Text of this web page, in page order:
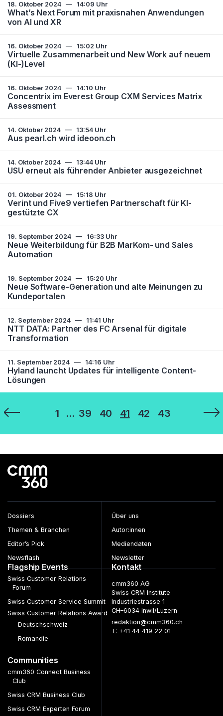
18. Oktober 2024 — 14:09 Uhr
What’s Next Forum mit praxisnahen Anwendungen
von AI und XR
16. Oktober 2024 — 15:02 Uhr
Virtuelle Zusammenarbeit und New Work auf neuem
(KI-)Level
16. Oktober 2024 — 14:10 Uhr
Concentrix im Everest Group CXM Services Matrix
Assessment
14. Oktober 2024 — 13:54 Uhr
Aus pearl.ch wird ideoon.ch
14. Oktober 2024 — 13:44 Uhr
USU erneut als führender Anbieter ausgezeichnet
01. Oktober 2024 — 15:18 Uhr
Verint und Five9 vertiefen Partnerschaft für KI-
gestützte CX
19. September 2024 — 16:33 Uhr
Neue Weiterbildung für B2B MarKom- und Sales
Automation
19. September 2024 — 15:20 Uhr
Neue Software-Generation und alte Meinungen zu
Kundeportalen
12. September 2024 — 11:41 Uhr
NTT DATA: Partner des FC Arsenal für digitale
Transformation
11. September 2024 — 14:16 Uhr
Hyland launcht Updates für intelligente Content-
Lösungen
Seitennummerierung
der
1 … 39 40 41 42 43
Dossiers
Themen & Branchen
Editor’s Pick
Newsflash
Über uns
Autor:innen
Mediendaten
Newsletter
Flagship Events
Swiss Customer Relations
Forum
Swiss Customer Service Summit
Swiss Customer Relations Award
Deutschschweiz
Romandie
Communities
cmm360 Connect Business
Club
Swiss CRM Business Club
Swiss CRM Experten Forum
Kontakt
cmm360 AG
Swiss CRM Institute
Industriestrasse 1
CH–6034 Inwil/Luzern
redaktion@cmm360.ch
T: +41 44 419 22 01